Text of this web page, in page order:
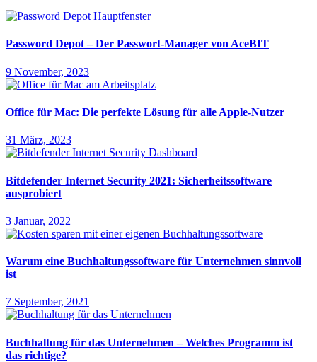
Password Depot – Der Passwort-Manager von AceBIT
9 November, 2023
Office für Mac: Die perfekte Lösung für alle Apple-Nutzer
31 März, 2023
Bitdefender Internet Security 2021: Sicherheitssoftware
ausprobiert
3 Januar, 2022
Warum eine Buchhaltungssoftware für Unternehmen sinnvoll
ist
7 September, 2021
Buchhaltung für das Unternehmen – Welches Programm ist
das richtige?